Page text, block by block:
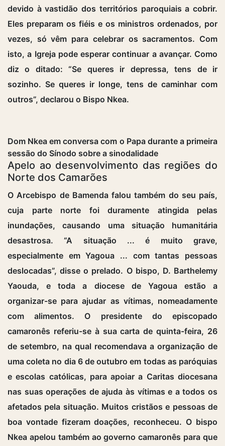
devido à vastidão dos territórios paroquiais a cobrir.
Eles preparam os fiéis e os ministros ordenados, por
vezes, só vêm para celebrar os sacramentos. Com
isto, a Igreja pode esperar continuar a avançar. Como
diz o ditado: “Se queres ir depressa, tens de ir
sozinho. Se queres ir longe, tens de caminhar com
outros”, declarou o Bispo Nkea.
Dom Nkea em conversa com o Papa durante a primeira
sessão do Sínodo sobre a sinodalidade
Apelo ao desenvolvimento das regiões do
Norte dos Camarões
O Arcebispo de Bamenda falou também do seu país,
cuja parte norte foi duramente atingida pelas
inundações, causando uma situação humanitária
desastrosa. “A situação ... é muito grave,
especialmente em Yagoua ... com tantas pessoas
deslocadas”, disse o prelado. O bispo, D. Barthelemy
Yaouda, e toda a diocese de Yagoua estão a
organizar-se para ajudar as vítimas, nomeadamente
com alimentos. O presidente do episcopado
camaronês referiu-se à sua carta de quinta-feira, 26
de setembro, na qual recomendava a organização de
uma coleta no dia 6 de outubro em todas as paróquias
e escolas católicas, para apoiar a Caritas diocesana
nas suas operações de ajuda às vítimas e a todos os
afetados pela situação. Muitos cristãos e pessoas de
boa vontade fizeram doações, reconheceu. O bispo
Nkea apelou também ao governo camaronês para que